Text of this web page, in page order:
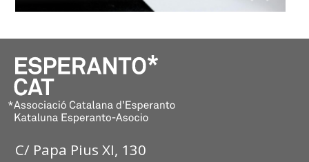
C/ Papa Pius XI, 130